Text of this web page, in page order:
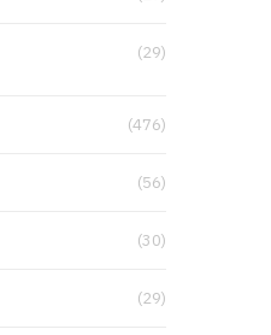
(29)
(476)
(56)
(30)
(29)